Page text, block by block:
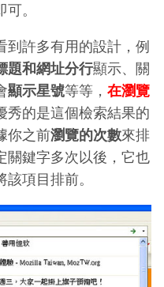
可。
到許多有用的設計，例
題和網址分行顯示、關
顯示星號等等， 在瀏覽
秀的是這個檢索結果的
你之前瀏覽的次數來排
關鍵字多次以後，它也
該項目排前。